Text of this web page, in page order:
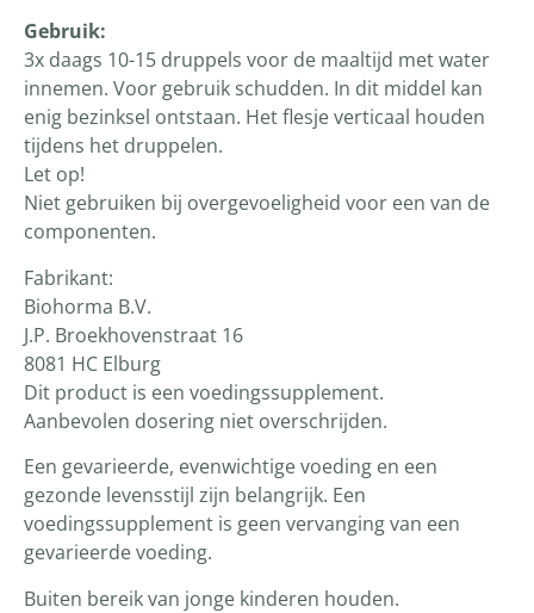
Gebruik:
3x daags 10-15 druppels voor de maaltijd met water
innemen. Voor gebruik schudden. In dit middel kan
enig bezinksel ontstaan. Het flesje verticaal houden
tijdens het druppelen.
Let op!
Niet gebruiken bij overgevoeligheid voor een van de
componenten.
Fabrikant:
Biohorma B.V.
J.P. Broekhovenstraat 16
8081 HC Elburg
Dit product is een voedingssupplement.
Aanbevolen dosering niet overschrijden.
Een gevarieerde, evenwichtige voeding en een
gezonde levensstijl zijn belangrijk. Een
voedingssupplement is geen vervanging van een
gevarieerde voeding.
Buiten bereik van jonge kinderen houden.